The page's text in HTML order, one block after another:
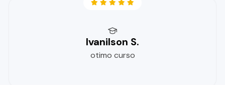
Ivanilson S.
otimo curso